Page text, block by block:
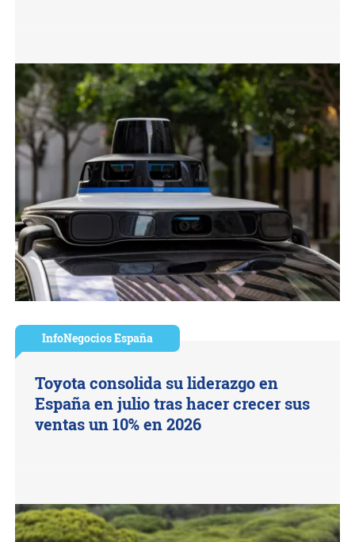
InfoNegocios España
Toyota consolida su liderazgo en
España en julio tras hacer crecer sus
ventas un 10% en 2026